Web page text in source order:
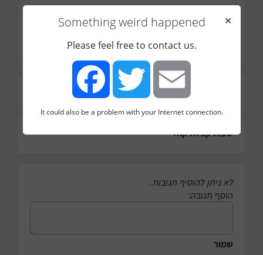
תחום
תקשורת
הערות נוספות
שעות קבלת קהל
לא ניתן להוסיף תגובות.
הוסף תגובה:
שמור
Something weird happened
✕
Please feel free to contact us.
FacebookTwitter Email
It could also be a problem with your Internet connection.